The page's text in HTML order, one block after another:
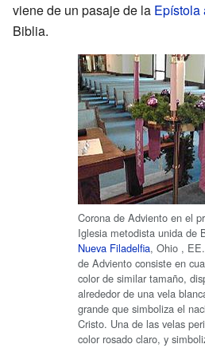
viene de un pasaje de la Epístola
Biblia.
Corona de Adviento en el
Iglesia metodista unida de
Nueva Filadelfia, Ohio ,
de Adviento consiste en
color de similar tamaño,
alrededor de una vela
grande que simboliza el
Cristo. Una de las velas
color rosado claro, y